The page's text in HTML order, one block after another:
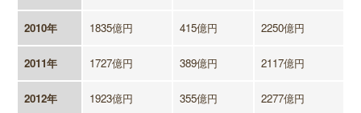
2010年 1835億円 415億円 2250億円
2011年 1727億円 389億円 2117億円
2012年 1923億円 355億円 2277億円